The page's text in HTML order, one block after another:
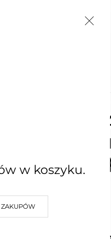
w koszyku.
Ice
lodu,
Najniższa cena z 30 dni: 33,50 zł
1-6 dni